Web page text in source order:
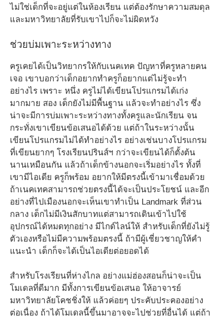
ไม่ใช่เด็กที่จะอยู่แต่ในห้องเรียน แต่ต้องรักษาความสมดุล
และมหาวิทยาลัยที่รับเขาไปก็จะไม่ผิดหวัง
ช่วยบ่มเพาะระหว่างทาง
ครูเคยได้เป็นวิทยากรให้กับเนคเทค ปัญหาที่ครูหลายคน
เจอ เขาบอกว่าเด็กอยากทำครูก็อยากแต่ไม่รู้จะทำ
อย่างไร เพราะ หนึ่ง ครูไม่ได้เขียนโปรแกรมได้เก่ง
มากมาย สอง เด็กยังไม่มีพื้นฐาน แล้วจะทำอย่างไร ซึ่ง
น่าจะมีการบ่มเพาะระหว่างทางทั้งครูและนักเรียน จน
กระทั่งเขาเขียนข้อเสนอได้ด้วย แต่ถ้าในระหว่างนั้น
เขียนโปรแกรมไม่ได้ทำอย่างไร อย่างเช่นบางโปรแกรม
ที่เขียนยากๆ โรงเรียนปรินส์ฯ กว่าจะเขียนได้ก็ตั้งต้น
นานเหมือนกัน แล้วถ้าเด็กข้างนอกจะเริ่มอย่างไร ทั้งที่
เขามีไอเดีย ครูก็พร้อม อยากให้มีตรงนี้เข้ามาเชื่อมด้วย
ถ้าเนคเทคสามารถช่วยตรงนี้ได้จะเป็นประโยชน์ และอีก
อย่างที่ไปเมืองนอกจะเห็นเขาทำเป็น Landmark ที่ส่วน
กลาง เด็กไม่มีเงินสักบาทแต่สามารถเดินเข้าไปใช้
อุปกรณ์ได้หมดทุกอย่าง มีไกด์ไลน์ให้ สำหรับเด็กที่ยังไม่รู้
ตัวเองหรือไม่มีความพร้อมตรงนี้ ถ้ามีผู้เชี่ยวชาญให้คำ
แนะนำ เด็กก็จะได้เป็นไอเดียต่อยอดได้
สำหรับโรงเรียนที่ห่างไกล อย่างแม่ฮ่องสอนก็น่าจะเป็น
โมเดลที่ดีมาก มีทั้งการเขียนข้อเสนอ ให้อาจารย์
มหาวิทยาลัยโคชชิ่งให้ แล้วค่อยๆ ประคับประคองอย่าง
ต่อเนื่อง ถ้าได้โมเดลนี้ขึ้นมาอาจจะไปช่วยที่อื่นได้ แต่ถ้า